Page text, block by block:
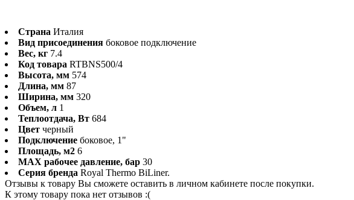
Страна Италия
Вид присоединения боковое подключение
Вес, кг 7.4
Код товара RTBNS500/4
Высота, мм 574
Длина, мм 87
Ширина, мм 320
Объем, л 1
Теплоотдача, Вт 684
Цвет черный
Подключение боковое, 1"
Площадь, м2 6
MAX рабочее давление, бар 30
Серия бренда Royal Thermo BiLiner.
Отзывы к товару Вы сможете оставить в личном кабинете после покупки.
К этому товару пока нет отзывов :(